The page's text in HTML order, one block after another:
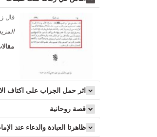
قال
اثر حمل الجراب على اكتاف
قصة روحانية
ظاهرتا العبادة والدعاء عند